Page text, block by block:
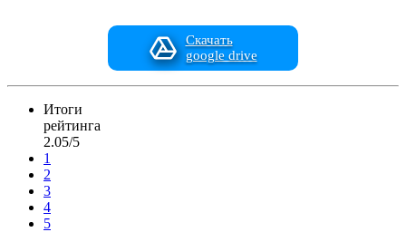
Скачать
google drive
Итоги
рейтинга
2.05/5
1
2
3
4
5